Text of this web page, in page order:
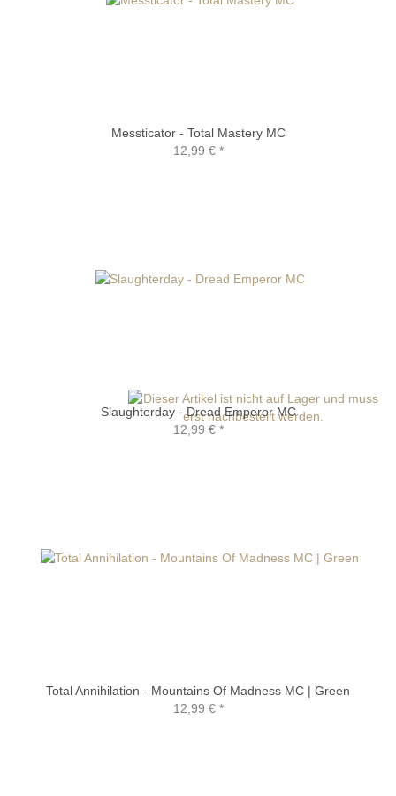
Messticator - Total Mastery MC
12,99 €*
Slaughterday - Dread Emperor MC
12,99 €*
Total Annihilation - Mountains Of Madness MC | Green
12,99 €*